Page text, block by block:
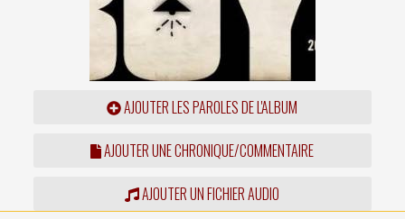
AJOUTER LES PAROLES DE L'ALBUM
AJOUTER UNE CHRONIQUE/COMMENTAIRE
AJOUTER UN FICHIER AUDIO